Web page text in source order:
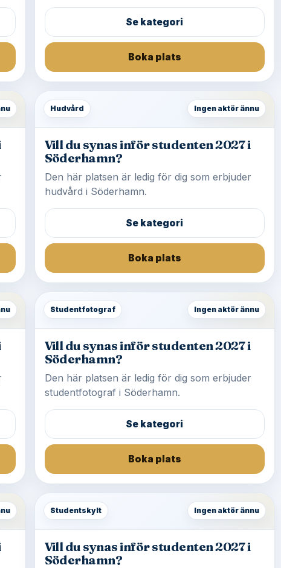
Se kategori
Boka plats
Hudvård Ingen aktör ännu
Vill du synas inför studenten 2027 i
Söderhamn?
Den här platsen är ledig för dig som erbjuder
hudvård i Söderhamn.
Se kategori
Boka plats
Studentfotograf Ingen aktör ännu
Vill du synas inför studenten 2027 i
Söderhamn?
Den här platsen är ledig för dig som erbjuder
studentfotograf i Söderhamn.
Se kategori
Boka plats
Studentskylt Ingen aktör ännu
Vill du synas inför studenten 2027 i
Söderhamn?